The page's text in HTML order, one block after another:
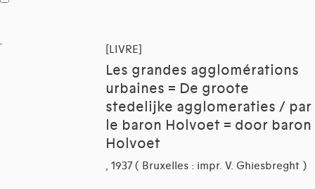
[LIVRE]
Les grandes agglomérations
urbaines = De groote
stedelijke agglomeraties / par
le baron Holvoet = door baron
Holvoet
, 1937 ( Bruxelles : impr. V. Ghiesbreght )